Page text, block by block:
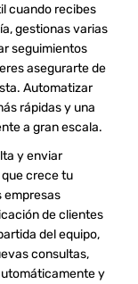
cuando recibes
gestionas varias
seguimientos
asegurarte de
Automatizar
rápidas y una
a gran escala.
y enviar
crece tu
empresas
de clientes
del equipo,
consultas,
y